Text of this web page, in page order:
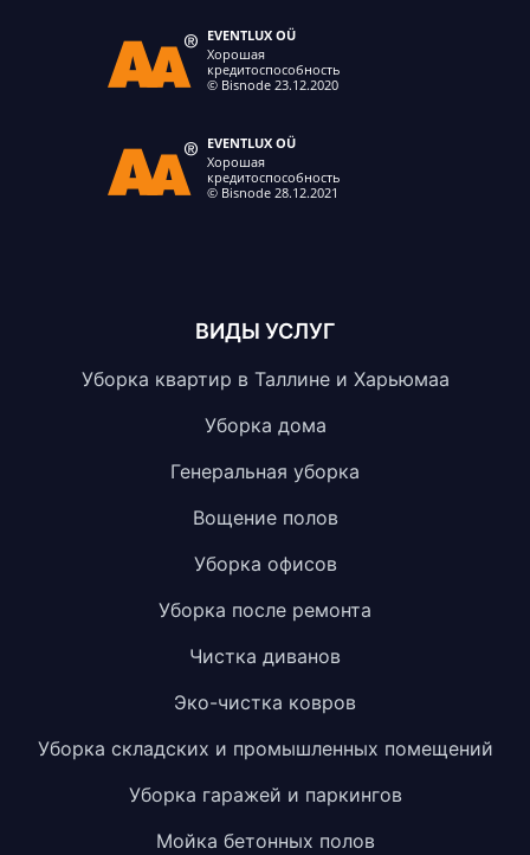
ВИДЫ УСЛУГ
Уборка квартир в Таллине и Харьюмаа
Уборка дома
Генеральная уборка
Вощение полов
Уборка офисов
Уборка после ремонта
Чистка диванов
Эко-чистка ковров
Уборка складских и промышленных помещений
Уборка гаражей и паркингов
Мойка бетонных полов